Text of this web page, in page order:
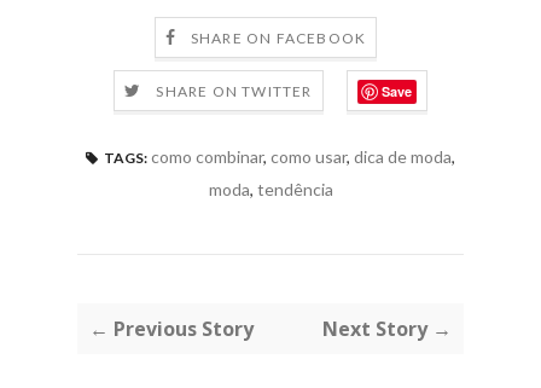
SHARE ON FACEBOOK
SHARE ON TWITTER Save
TAGS: como combinar, como usar, dica de moda,
moda, tendência
← Previous Story Next Story →